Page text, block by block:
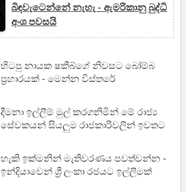
බිඳවැටෙන්නේ නැහැ - ඇමරිකානු බුද්ධි
අංශ පවසයි
හිටපු නායක ෂකීබ්ගේ නිවසට බෝම්බ
ප්‍රහාරයක් - මෙන්න විස්තරේ
දීමනා ඉල්ලීම් මුල් කරගනිමින් මේ රාජ්‍ය
සේවකයන් සියලුම රාජකාරිවලින් ඉවතට
හැකි ඉක්මනින් මැතිවරණය පවත්වන්න -
ඉන්දියාවෙන් ශ්‍රී ලංකා රජයට ඉල්ලීමක්